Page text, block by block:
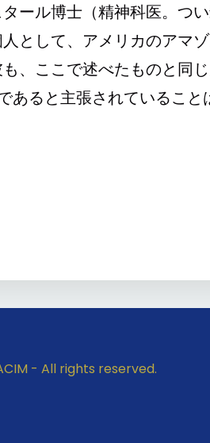
ール博士（精神科医。つ
として、アメリカのアマ
、ここで述べたものと同
あると主張されていること
- All rights reserved.